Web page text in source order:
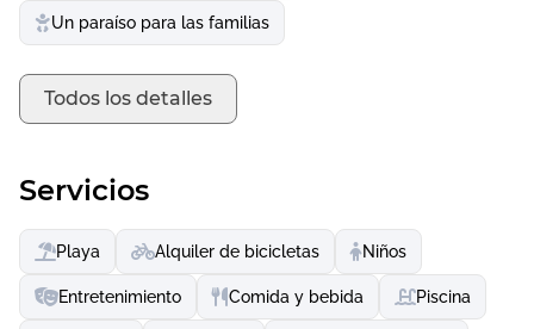
Un paraíso para las familias
Todos los detalles
Servicios
Playa Alquiler de bicicletas Niños
Entretenimiento Comida y bebida Piscina